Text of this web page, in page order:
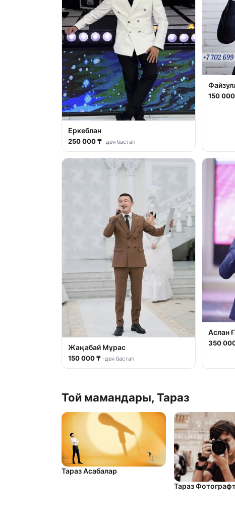
Еркеблан
250 000 ₸ -ден бастап
150
Жаңабай Мұрас
150 000 ₸ -ден бастап
Аслан
350
Той мамандары, Тараз
Тараз Асабалар
Тараз